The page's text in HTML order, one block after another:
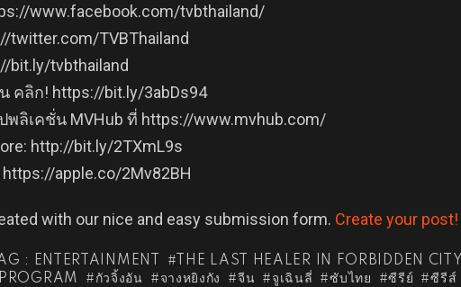
www.facebook.com/tvbthailand/
twitter.com/TVBThailand
bit.ly/tvbthailand
คลิก! https://bit.ly/3abDs94
ลิเคชั่น MVHub ที่ https://www.mvhub.com/
http://bit.ly/2TXmL9s
https://apple.co/2Mv82BH
with our nice and easy submission form. Create your post!
: ENTERTAINMENT
THE LAST HEALER IN FORBIDDEN CITY
กัวจิ้งอัน จางหยิงกัง จีน จูเฉินลี่ ซับไทย ซีรีย์
ซีรีส์